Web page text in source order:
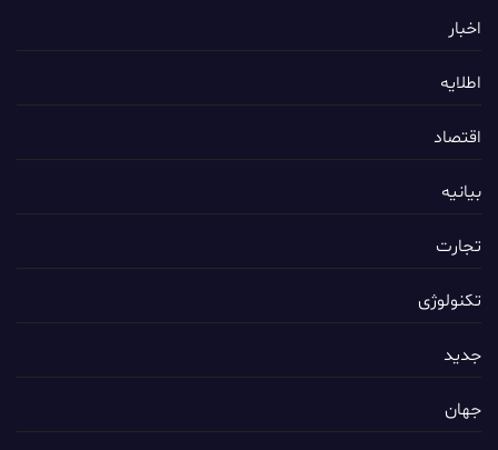
اخبار
اطلایه
اقتصاد
بیانیه
تجارت
تکنولوژی
جدید
جهان